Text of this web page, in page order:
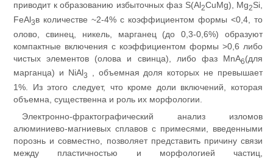
приводит к образованию избыточных фаз S(Al 2CuMg), Mg2Si,
FeAl 3в количестве ~2-4% с коэффициентом формы <0,4, то
олово, свинец, никель, марганец (до 0,3-0,6%) образуют
компактные включения с коэффициентом формы >0,6 либо
чистых элементов (олова и свинца), либо фаз MnA6(для
марганца) и NiAl 3
, объемная доля которых не превышает
1%. Из этого следует, что кроме доли включений, которая
объемна, существенна и роль их морфологии.
Электронно-фрактографический анализ изломов
алюминиево-магниевых сплавов с примесями, введенными
порознь и совместно, позволяет представить причину связи
между пластичностью и морфологией частиц,